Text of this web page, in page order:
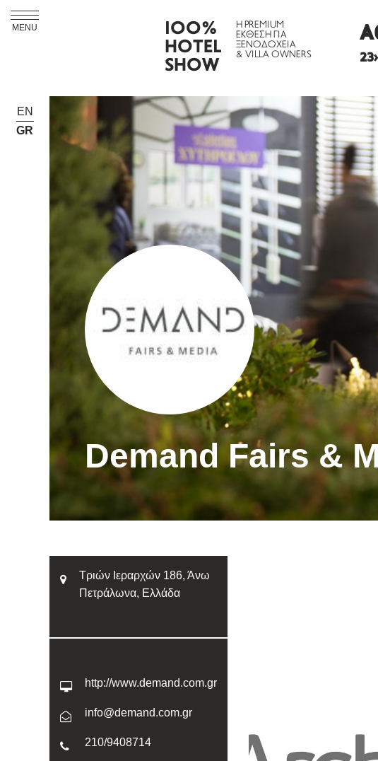
MENU
ΙΟΟ%
HOTEL
SHOW
Η PREMIUM
ΕΚΘΕΣΗ ΓΙΑ
ΞΕΝΟΔΟΧΕΙΑ
& VILLA OWNERS
EN
GR
Demand Fairs &
Τριών Ιεραρχών 186, Άνω
Πετράλωνα, Ελλάδα
http://www.demand.com.gr
info@demand.com.gr
210/9408714